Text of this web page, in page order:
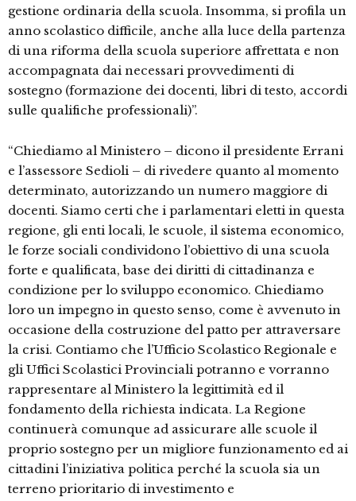
gestione ordinaria della scuola. Insomma, si profila un
anno scolastico difficile, anche alla luce della partenza
di una riforma della scuola superiore affrettata e non
accompagnata dai necessari provvedimenti di
sostegno (formazione dei docenti, libri di testo, accordi
sulle qualifiche professionali)”.
“Chiediamo al Ministero – dicono il presidente Errani
e l’assessore Sedioli – di rivedere quanto al momento
determinato, autorizzando un numero maggiore di
docenti. Siamo certi che i parlamentari eletti in questa
regione, gli enti locali, le scuole, il sistema economico,
le forze sociali condividono l’obiettivo di una scuola
forte e qualificata, base dei diritti di cittadinanza e
condizione per lo sviluppo economico. Chiediamo
loro un impegno in questo senso, come è avvenuto in
occasione della costruzione del patto per attraversare
la crisi. Contiamo che l’Ufficio Scolastico Regionale e
gli Uffici Scolastici Provinciali potranno e vorranno
rappresentare al Ministero la legittimità ed il
fondamento della richiesta indicata. La Regione
continuerà comunque ad assicurare alle scuole il
proprio sostegno per un migliore funzionamento ed ai
cittadini l’iniziativa politica perché la scuola sia un
terreno prioritario di investimento e